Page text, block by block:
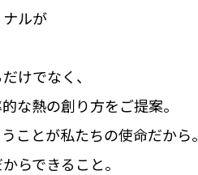
ルが
けでなく、
な熱の創り方をご提案。
ことが私たちの使命だから。
らできること。